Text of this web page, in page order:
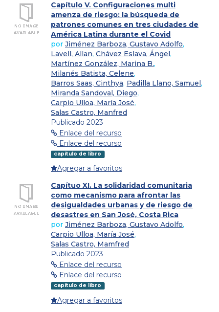
Capítulo V. Configuraciones multi
amenza de riesgo: la búsqueda de
patrones comunes en tres ciudades de
América Latina durante el Covid
por Jiménez Barboza, Gustavo Adolfo,
Lavell, Allan, Chávez Eslava, Ángel ,
Martínez González, Marina B.,
Milanés Batista, Celene,
Barros Saas, Cinthya, Padilla Llano, Samuel ,
Miranda Sandoval, Diego,
Carpio Ulloa, María José,
Salas Castro, Manfred
Publicado 2023
Enlace del recurso
Enlace del recurso
capítulo de libro
Agregar a favoritos
Capítuo XI. La solidaridad comunitaria
como mecanismo para afrontar las
desigualdades urbanas y de riesgo de
desastres en San José, Costa Rica
por Jiménez Barboza, Gustavo Adolfo,
Carpio Ulloa, María José,
Salas Castro, Mamfred
Publicado 2023
Enlace del recurso
Enlace del recurso
capítulo de libro
Agregar a favoritos